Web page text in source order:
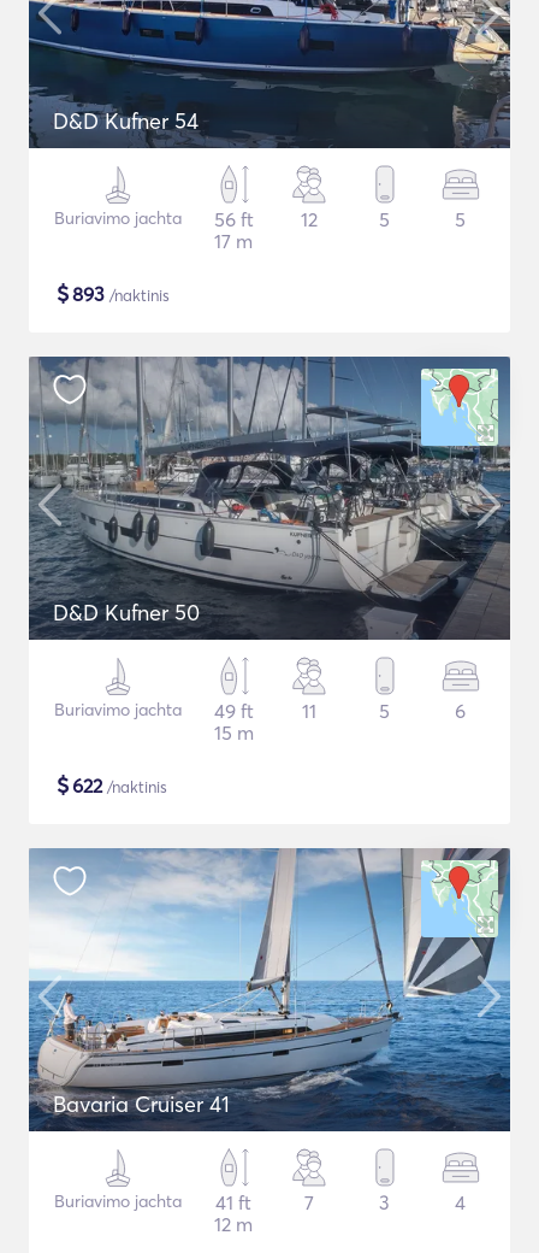
D&D Kufner 54
Buriavimo jachta
56 ft
17 m
12 5 5
$893 /naktinis
D&D Kufner 50
Buriavimo jachta
49 ft
15 m
11 5 6
$622/naktinis
Bavaria Cruiser 41
Buriavimo jachta
41 ft
12 m
7 3 4